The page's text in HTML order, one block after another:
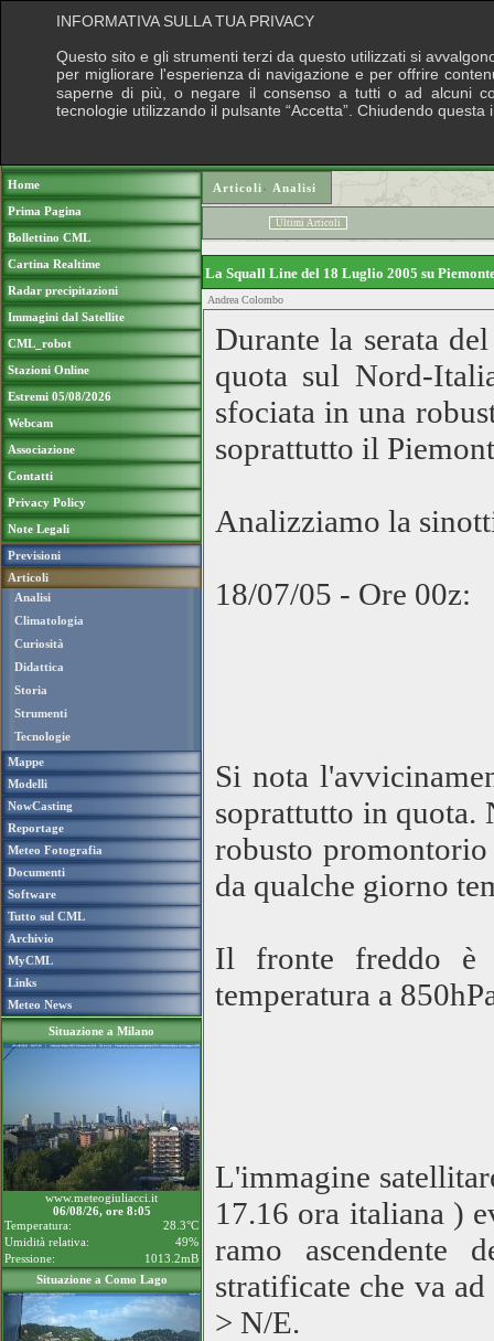
Home
Prima Pagina
Bollettino CML
Cartina Realtime
Radar precipitazioni
Immagini dal Satellite
CML_robot
Stazioni Online
Estremi 05/08/2026
Webcam
Associazione
Contatti
Privacy Policy
Note Legali
Previsioni
Articoli
Analisi
Climatologia
Curiosità
Didattica
Storia
Strumenti
Tecnologie
Mappe
Modelli
NowCasting
Reportage
Meteo Fotografia
Documenti
Software
Tutto sul CML
Archivio
MyCML
Links
Meteo News
Situazione a Milano
www.meteogiuliacci.it
06/08/26, ore 8:05
Temperatura:
28.3°C
Umidità relativa:
49%
Pressione:
1013.2mB
Situazione a Como Lago
Articoli› Analisi
Ultimi Articoli
La Squall Line del 18 Luglio 2005 su
Andrea Colombo
Durante la serata
quota sul Nord-
sfociata in una
soprattutto il
Analizziamo la
18/07/05 - Ore 00z:
Si nota
soprattutto in
robusto
da qualche giorno
Il fronte freddo è
temperatura a
L'immagine
17.16 ora italiana )
ramo ascendente
stratificate che va
> N/E.
INFORMATIVA SULLA TUA PRIVACY
Questo sito e gli strumenti terzi da questo utilizzati si
per migliorare l'esperienza di navigazione e per offrire
saperne di più, o negare il consenso a tutti o ad alcuni
tecnologie utilizzando il pulsante “Accetta”. Chiudendo